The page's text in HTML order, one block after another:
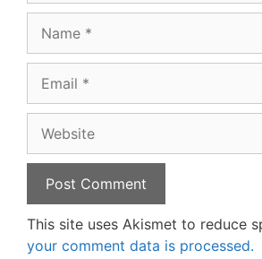
This site uses Akismet to reduce
your comment data is processed.